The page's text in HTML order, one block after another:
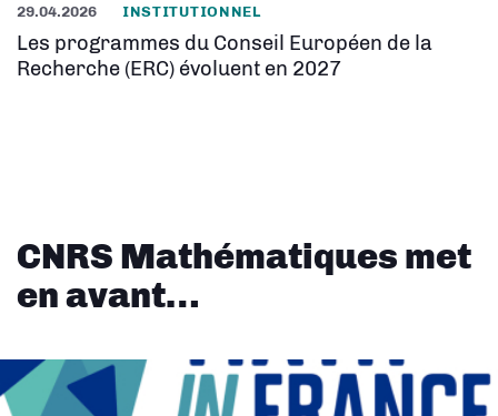
29.04.2026 INSTITUTIONNEL
Les programmes du Conseil Européen de la
Recherche (ERC) évoluent en 2027
CNRS Mathématiques met
en avant…